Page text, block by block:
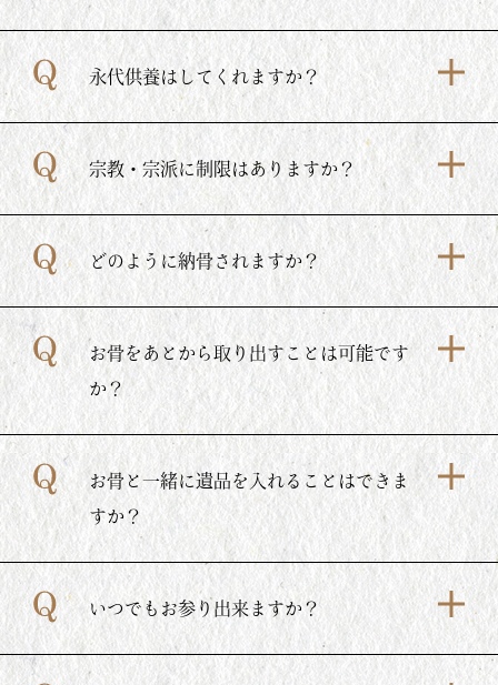
永代供養はしてくれますか？
宗教・宗派に制限はありますか？
どのように納骨されますか？
お骨をあとから取り出すことは可能です
か？
お骨と一緒に遺品を入れることはできま
すか？
いつでもお参り出来ますか？